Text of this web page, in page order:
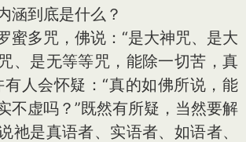
涵到底是什么？
多咒，佛说：“是大神咒、是大
、是无等等咒，能除一切苦，真
有人会怀疑：“真的如佛所说，能
不虚吗？”既然有所疑，当然要解
祂是真语者、实语者、如语者、